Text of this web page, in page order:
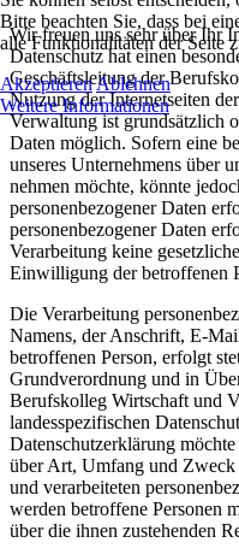
Wir freuen uns sehr über Ihr
Datenschutz hat einen
Geschäftsleitung der
Nutzung der Internetseiten
Verwaltung ist grundsätzlich
Daten möglich. Sofern eine
unseres Unternehmens über
nehmen möchte, könnte
personenbezogener Daten
personenbezogener Daten
Verarbeitung keine
Einwilligung der betroffenen
Die Verarbeitung
Namens, der Anschrift, E-
betroffenen Person, erfolgt
Grundverordnung und in
Berufskolleg Wirtschaft und
landesspezifischen
Datenschutzerklärung
über Art, Umfang und Zweck
und verarbeiteten
werden betroffene Personen
über die ihnen zustehenden
Bitte beachten Sie, dass bei
alle Funktionalitäten der Seite
AkzeptierenAblehnen
Weitere Informationen